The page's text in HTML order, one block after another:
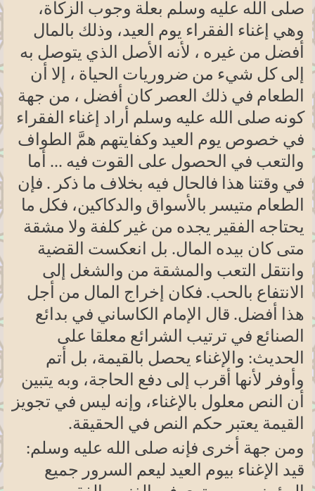
صلى الله عليه وسلم بعلة وجوب الزكاة،
وهي إغناء الفقراء يوم العيد، وذلك بالمال
أفضل من غيره ، لأنه الأصل الذي يتوصل به
إلى كل شيء من ضروريات الحياة ، إلا أن
الطعام في ذلك العصر كان أفضل ، من جهة
كونه صلى الله عليه وسلم أراد إغناء الفقراء
في خصوص يوم العيد وكفايتهم همَّ الطواف
والتعب في الحصول على القوت فيه ... أما
في وقتنا هذا فالحال فيه بخلاف ما ذكر . فإن
الطعام متيسر بالأسواق والدكاكين، فكل ما
يحتاجه الفقير يجده من غير كلفة ولا مشقة
متى كان بيده المال. بل انعكست القضية
وانتقل التعب والمشقة من والشغل إلى
الانتفاع بالحب. فكان إخراج المال من أجل
هذا أفضل. قال الإمام الكاساني في بدائع
الصنائع في ترتيب الشرائع معلقا على
الحديث: والإغناء يحصل بالقيمة، بل أتم
وأوفر لأنها أقرب إلى دفع الحاجة، وبه يتبين
أن النص معلول بالإغناء، وإنه ليس في تجويز
القيمة يعتبر حكم النص في الحقيقة.
ومن جهة أخرى فإنه صلى الله عليه وسلم:
قيد الإغناء بيوم العيد ليعم السرور جميع